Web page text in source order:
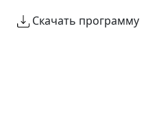
Скачать программу